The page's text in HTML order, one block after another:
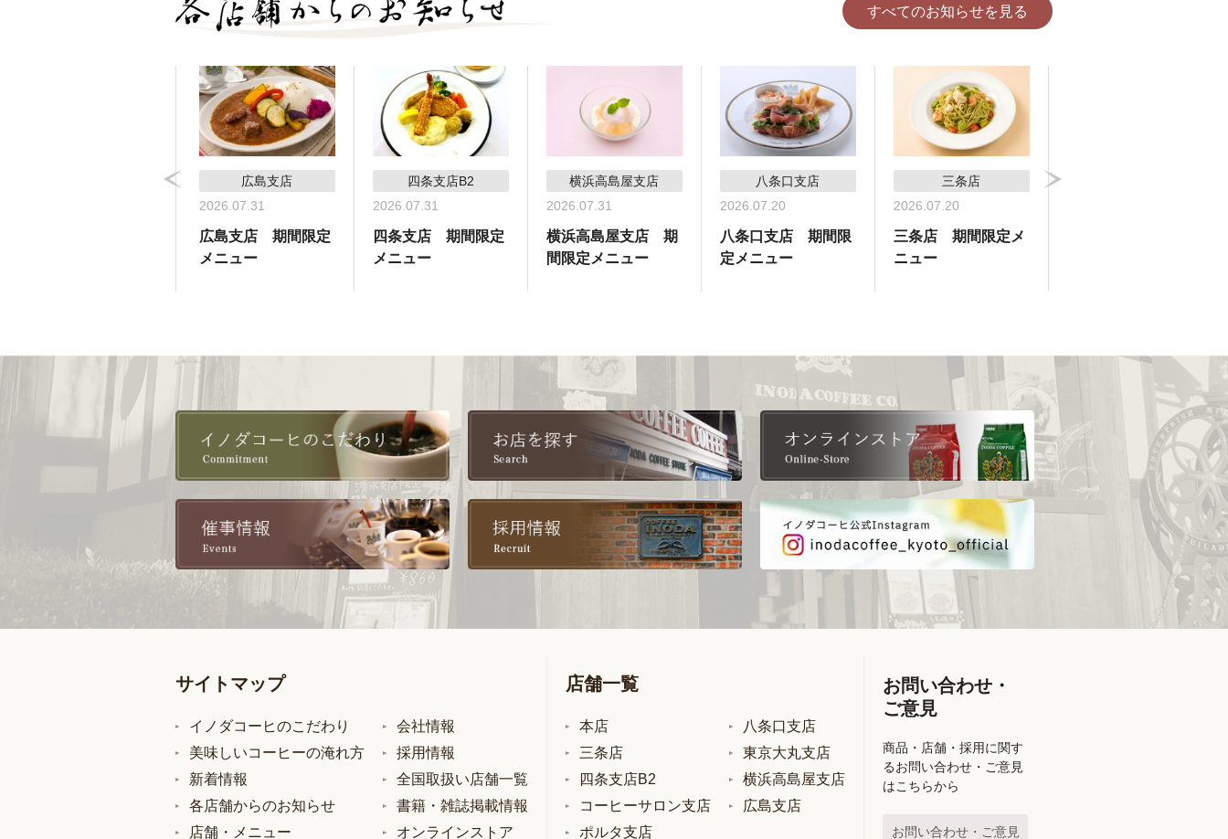
すべてのお知らせを見る
広島支店
2026.07.31
広島支店 期間限定
メニュー
四条支店B2
2026.07.31
四条支店 期間限定
メニュー
横浜高島屋支店
2026.07.31
横浜高島屋支店 期
間限定メニュー
八条口支店
2026.07.20
八条口支店 期間限
定メニュー
三条店
2026.07.20
三条店 期間限定メ
ニュー
サイトマップ
イノダコーヒのこだわり
美味しいコーヒーの淹れ方
新着情報
各店舗からのお知らせ
店舗・メニュー
会社情報
採用情報
全国取扱い店舗一覧
書籍・雑誌掲載情報
オンラインストア
店舗一覧
本店
三条店
四条支店B2
コーヒーサロン支店
ポルタ支店
八条口支店
東京大丸支店
横浜高島屋支店
広島支店
お問い合わせ・
ご意見
商品・店舗・採用に関す
るお問い合わせ・ご意見
はこちらから
お問い合わせ・ご意見